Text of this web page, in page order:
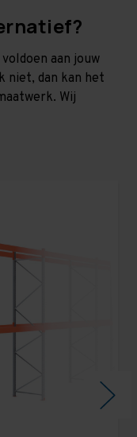
aan jouw
niet, dan kan het
Wij